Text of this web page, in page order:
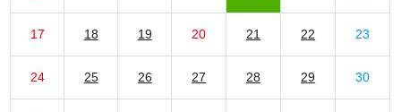
17 18 19 20 21 22 23
24 25 26 27 28 29 30